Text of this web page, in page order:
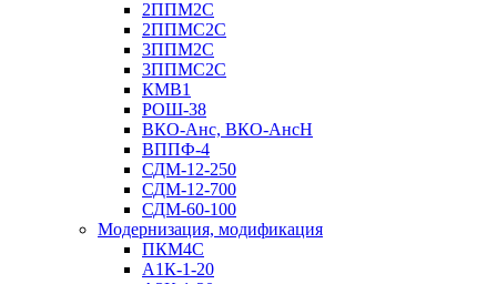
2ППМ2С
2ППМС2С
3ППМ2С
3ППМС2С
КМВ1
РОШ-38
ВКО-Анс, ВКО-АнсН
ВППФ-4
СДМ-12-250
СДМ-12-700
СДМ-60-100
Модернизация, модификация
ПКМ4С
А1К-1-20